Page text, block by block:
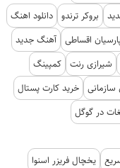
بروکر ترندو دانلود اهنگ
اقساطی آهنگ جدید
شیرازی رنت کمپینگ
سازمانی خرید کارت پستال
در گوگل
یخچال فریزر اسنوا